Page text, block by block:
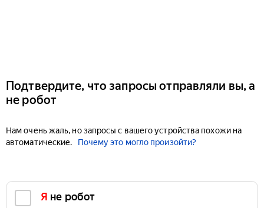
Подтвердите, что запросы отправляли вы, а
не робот
Нам очень жаль, но запросы с вашего устройства похожи на
автоматические.
Почему это могло произойти?
Я не робот